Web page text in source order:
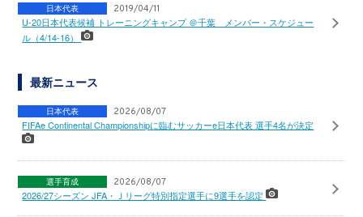
日本代表 2019/04/11
U-20日本代表候補 トレーニングキャンプ ＠千葉 メンバー・スケジュー
ル（4/14-16）
最新ニュース
日本代表 2026/08/07
FIFAe Continental Championshipに臨むサッカーe日本代表 選手4名が決定
選手育成 2026/08/07
2026/27シーズン JFA・Ｊリーグ特別指定選手に9選手を認定